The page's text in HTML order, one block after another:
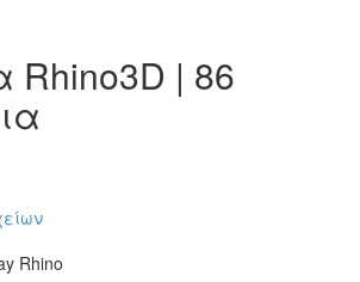
Rhino3D | 86
Rhino